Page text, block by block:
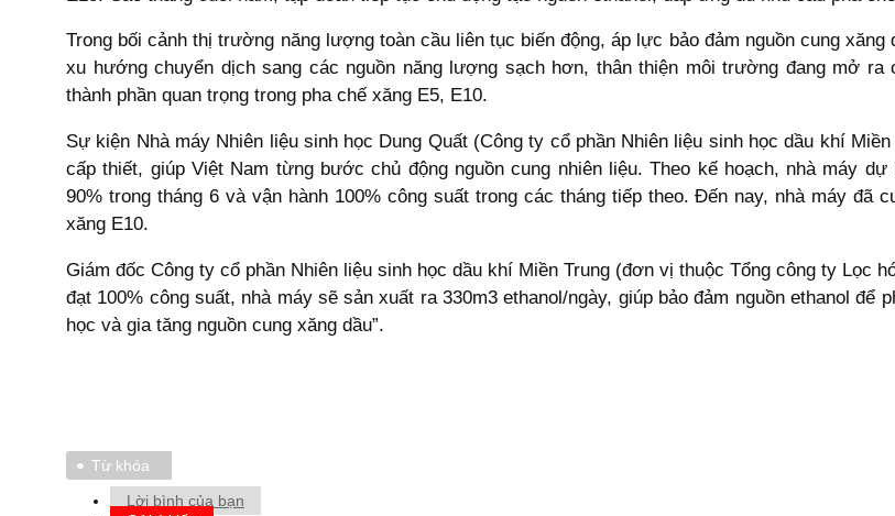
Trong bối cảnh thị trường năng lượng toàn cầu liên tục biến động, áp lực bảo đảm nguồn cung
xu hướng chuyển dịch sang các nguồn năng lượng sạch hơn, thân thiện môi trường đang mở
thành phần quan trọng trong pha chế xăng E5, E10.
Sự kiện Nhà máy Nhiên liệu sinh học Dung Quất (Công ty cổ phần Nhiên liệu sinh học dầu khí
cấp thiết, giúp Việt Nam từng bước chủ động nguồn cung nhiên liệu. Theo kế hoạch, nhà máy
90% trong tháng 6 và vận hành 100% công suất trong các tháng tiếp theo. Đến nay, nhà máy đã
xăng E10.
Giám đốc Công ty cổ phần Nhiên liệu sinh học dầu khí Miền Trung (đơn vị thuộc Tổng công ty Lọc
đạt 100% công suất, nhà máy sẽ sản xuất ra 330m3 ethanol/ngày, giúp bảo đảm nguồn ethanol
học và gia tăng nguồn cung xăng dầu”.
Từ khóa
Lời bình của bạn